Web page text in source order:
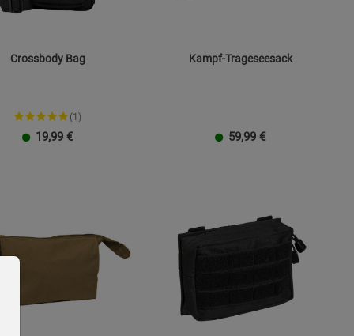
Crossbody Bag
(1)
19,99 €
Kampf-Trageseesack
59,99 €